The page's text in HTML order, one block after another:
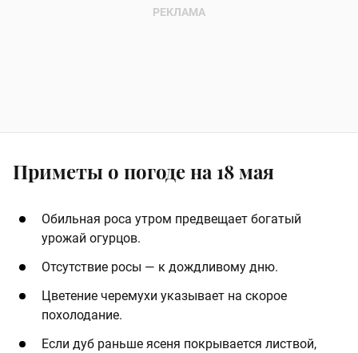
Приметы о погоде на 18 мая
Обильная роса утром предвещает богатый
урожай огурцов.
Отсутствие росы — к дождливому дню.
Цветение черемухи указывает на скорое
похолодание.
Если дуб раньше ясеня покрывается листвой,